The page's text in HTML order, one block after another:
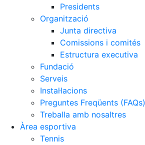
Presidents
Organització
Junta directiva
Comissions i comités
Estructura executiva
Fundació
Serveis
Instal·lacions
Preguntes Freqüents (FAQs)
Treballa amb nosaltres
Àrea esportiva
Tennis